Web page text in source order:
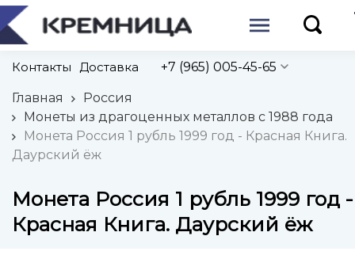
Контакты Доставка +7 (965) 005-45-65
Главная
Россия
Монеты из драгоценных металлов с 1988 года
Монета Россия 1 рубль 1999 год - Красная Книга.
Даурский ёж
Монета Россия 1 рубль 1999 год -
Красная Книга. Даурский ёж